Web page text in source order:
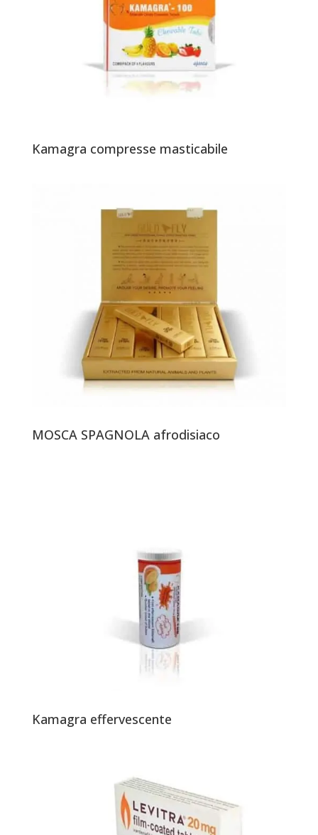
Kamagra compresse masticabile
MOSCA SPAGNOLA afrodisiaco
Kamagra effervescente